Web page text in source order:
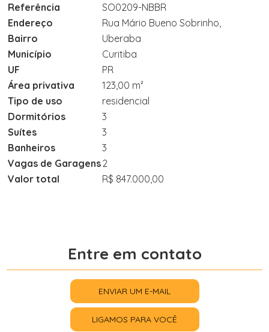
Referência
SO0209-NBBR
Endereço
Rua Mário Bueno Sobrinho,
Bairro
Uberaba
Município
Curitiba
UF
PR
Área privativa
123,00 m²
Tipo de uso
residencial
Dormitórios
3
Suítes
3
Banheiros
3
Vagas de Garagens2
Valor total
R$ 847.000,00
Entre em contato
ENVIAR UM E-MAIL
LIGAMOS PARA VOCÊ